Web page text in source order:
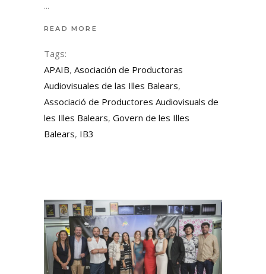
READ MORE
Tags:
APAIB, Asociación de Productoras
Audiovisuales de las Illes Balears,
Associació de Productores Audiovisuals de
les Illes Balears, Govern de les Illes
Balears, IB3